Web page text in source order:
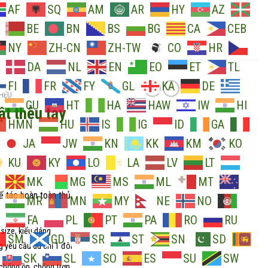
AF SQ AM AR HY
AZ
BE BN BS BG CA
CEB
NY
ZH-CN ZH-TW CO
HR
DA NL EN EO ET
TL
FI
FR FY GL KA
DE
GU HT HA HAW IW
HI
HMN
HU IS IG ID
GA
JA JW KN KK KM
KO
KU
KY LO LA LV
LT
MK MG MS ML
MT
MR MN MY NE
NO
FA PL PT PA RO
RU
SM
GD SR ST SN
SD
SK SL SO ES SU
SW
thêu tay
tác hoàn toàn thủ
kiểu dáng
yêu cầu dù chỉ 1 đôi